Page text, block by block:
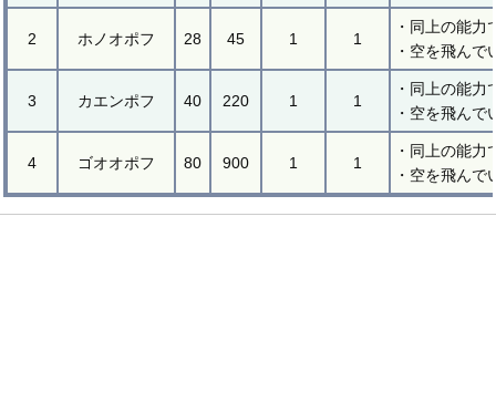
2 ホノオポフ 28 45 1 1
・同上の能
・空を飛んで
3 カエンポフ 40 220 1 1
・同上の能
・空を飛んで
4 ゴオオポフ 80 900 1 1
・同上の能
・空を飛んで